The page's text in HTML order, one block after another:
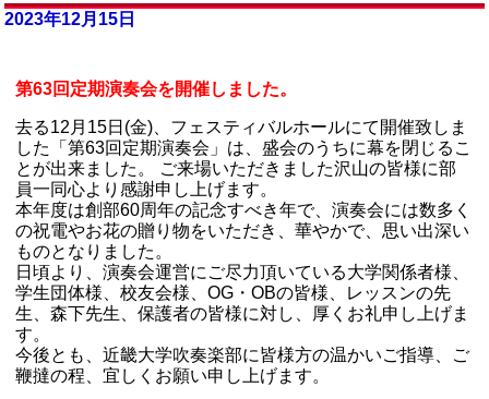
2023年12月15日
第63回定期演奏会を開催しました。
去る12月15日(金)、フェスティバルホールにて開催致しま
した「第63回定期演奏会」は、盛会のうちに幕を閉じるこ
とが出来ました。 ご来場いただきました沢山の皆様に部
員一同心より感謝申し上げます。
本年度は創部60周年の記念すべき年で、演奏会には数多く
の祝電やお花の贈り物をいただき、華やかで、思い出深い
ものとなりました。
日頃より、演奏会運営にご尽力頂いている大学関係者様、
学生団体様、校友会様、OG・OBの皆様、レッスンの先
生、森下先生、保護者の皆様に対し、厚くお礼申し上げま
す。
今後とも、近畿大学吹奏楽部に皆様方の温かいご指導、ご
鞭撻の程、宜しくお願い申し上げます。